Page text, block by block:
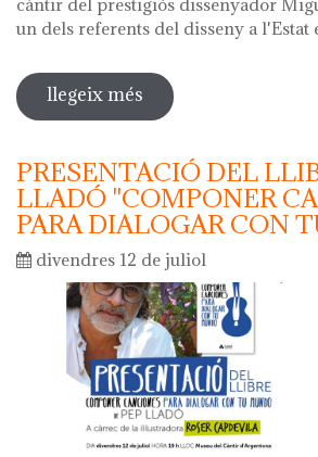
un dels referents del disseny a l'Estat
llegeix més sobre càntir miguel
2019
PRESENTACIÓ DEL
LLADÓ "COMPONER
PARA DIALOGAR CON
divendres 12 de juliol